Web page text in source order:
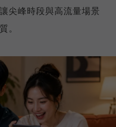
尖峰時段與高流量場景
。